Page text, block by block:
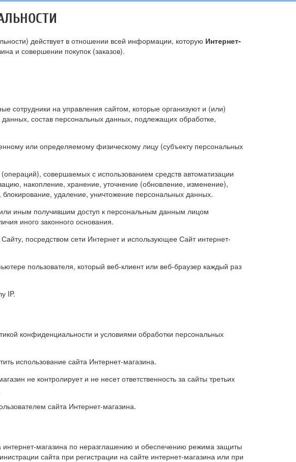
действует в отношении всей информации, которую Интернет-
и совершении покупок (заказов).
сотрудники на управления сайтом, которые организуют и (или)
состав персональных данных, подлежащих обработке,
или определяемому физическому лицу (субъекту персональных
совершаемых с использованием средств автоматизации
накопление, хранение, уточнение (обновление, изменение),
удаление, уничтожение персональных данных.
иным получившим доступ к персональным данным лицом
иного законного основания.
посредством сети Интернет и использующее Сайт интернет-
пользователя, который веб-клиент или веб-браузер каждый раз
IP.
конфиденциальности и условиями обработки персональных
использование сайта Интернет-магазина.
не контролирует и не несет ответственность за сайты третьих
сайта Интернет-магазина.
магазина по неразглашению и обеспечению режима защиты
сайта при регистрации на сайте интернет-магазина или при